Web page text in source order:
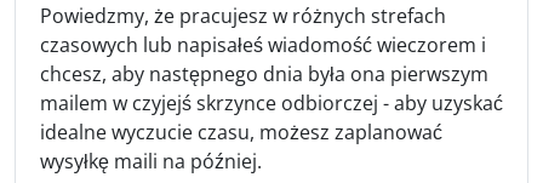
Powiedzmy, że pracujesz w różnych strefach
czasowych lub napisałeś wiadomość wieczorem i
chcesz, aby następnego dnia była ona pierwszym
mailem w czyjejś skrzynce odbiorczej - aby uzyskać
idealne wyczucie czasu, możesz zaplanować
wysyłkę maili na później.